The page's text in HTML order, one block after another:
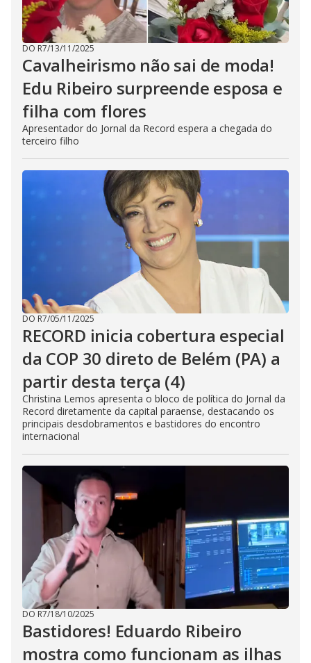
DO R7/13/11/2025
Cavalheirismo não sai de moda!
Edu Ribeiro surpreende esposa e
filha com flores
Apresentador do Jornal da Record espera a chegada do
terceiro filho
DO R7/05/11/2025
RECORD inicia cobertura especial
da COP 30 direto de Belém (PA) a
partir desta terça (4)
Christina Lemos apresenta o bloco de política do Jornal da
Record diretamente da capital paraense, destacando os
principais desdobramentos e bastidores do encontro
internacional
DO R7/18/10/2025
Bastidores! Eduardo Ribeiro
mostra como funcionam as ilhas